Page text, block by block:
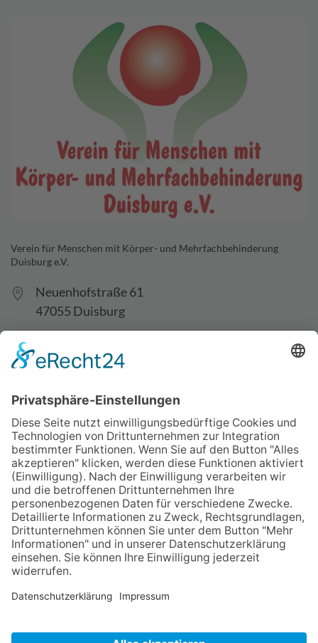
Verein für Menschen mit Körper- und Mehrfachbehinderung
Duisburg e.V.
Neuenhofstraße 61
47055 Duisburg
0203-488949-99
Spenden
Jobs & Stellen
Vereinssatzung
VKM-Team
Aufsichtsrat
Podcast
Anfahrt und Lage